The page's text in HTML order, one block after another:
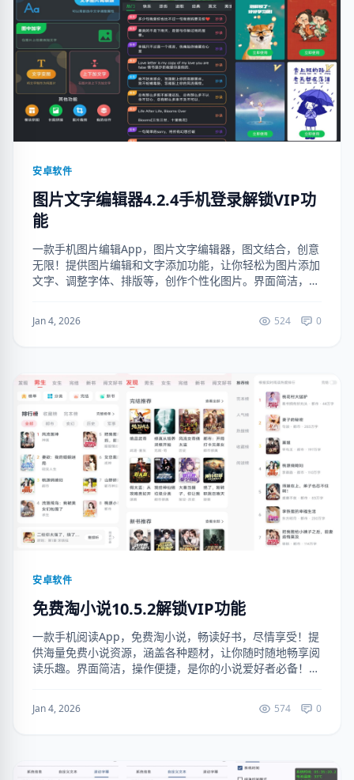
安卓软件
图片文字编辑器4.2.4手机登录解锁VIP功
能
一款手机图片编辑App，图片文字编辑器，图文结合，创意
无限！提供图片编辑和文字添加功能，让你轻松为图片添加
文字、调整字体、排版等，创作个性化图片。界面简洁，操
Jan 4, 2026 524 0
安卓软件
免费淘小说10.5.2解锁VIP功能
一款手机阅读App，免费淘小说，畅读好书，尽情享受！提
供海量免费小说资源，涵盖各种题材，让你随时随地畅享阅
读乐趣。界面简洁，操作便捷，是你的小说爱好者必备！
Jan 4, 2026 574 0